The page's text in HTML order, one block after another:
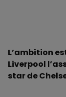
L’ambition
Liverpool
star de